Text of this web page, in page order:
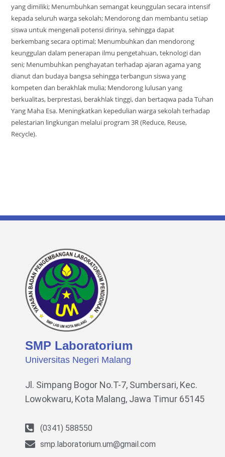
yang dimiliki; Menumbuhkan semangat keunggulan secara intensif
kepada seluruh warga sekolah; Mendorong dan membantu setiap
siswa untuk mengenali potensi dirinya, sehingga dapat
berkembang secara optimal; Menumbuhkan dan mendorong
keunggulan dalam penerapan ilmu pengetahuan, teknologi dan
seni; Menumbuhkan penghayatan terhadap ajaran agama yang
dianut dan budaya bangsa sehingga terbangun siswa yang
kompeten dan berakhlak mulia; Mendorong lulusan yang
berkualitas, berprestasi, berakhlak tinggi, dan bertaqwa pada Tuhan
Yang Maha Esa. Meningkatkan kepedulian warga sekolah terhadap
pelestarian lingkungan melalui program 3R (Reduce, Reuse,
Recycle).
SMP Laboratorium
Universitas Negeri Malang
Jl. Simpang Bogor No.T-7, Sumbersari, Kec.
Lowokwaru, Kota Malang, Jawa Timur 65145
(0341) 588550
smp.laboratorium.um@gmail.com